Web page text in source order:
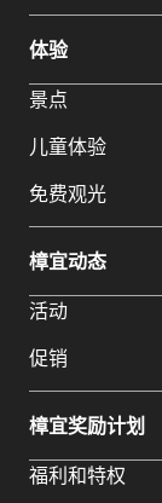
体验
景点
儿童体验
免费观光
樟宜动态
活动
促销
樟宜奖励计划
福利和特权